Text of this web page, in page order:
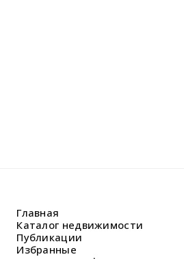
Главная
Каталог недвижимости
Публикации
Избранные